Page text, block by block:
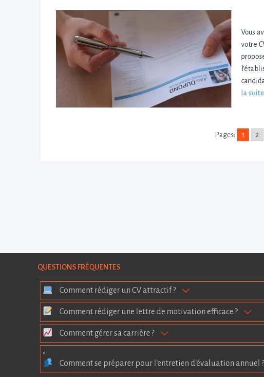
Vous
votre
la suite
Pages: 1 2
QUESTIONS FRÉQUENTES
Comment rédiger un CV attractif ?
Comment rédiger une lettre de motivation efficace ?
Comment gérer sa carrière ?
<
Comment se préparer pour l'entretien d'évaluation annuel ?